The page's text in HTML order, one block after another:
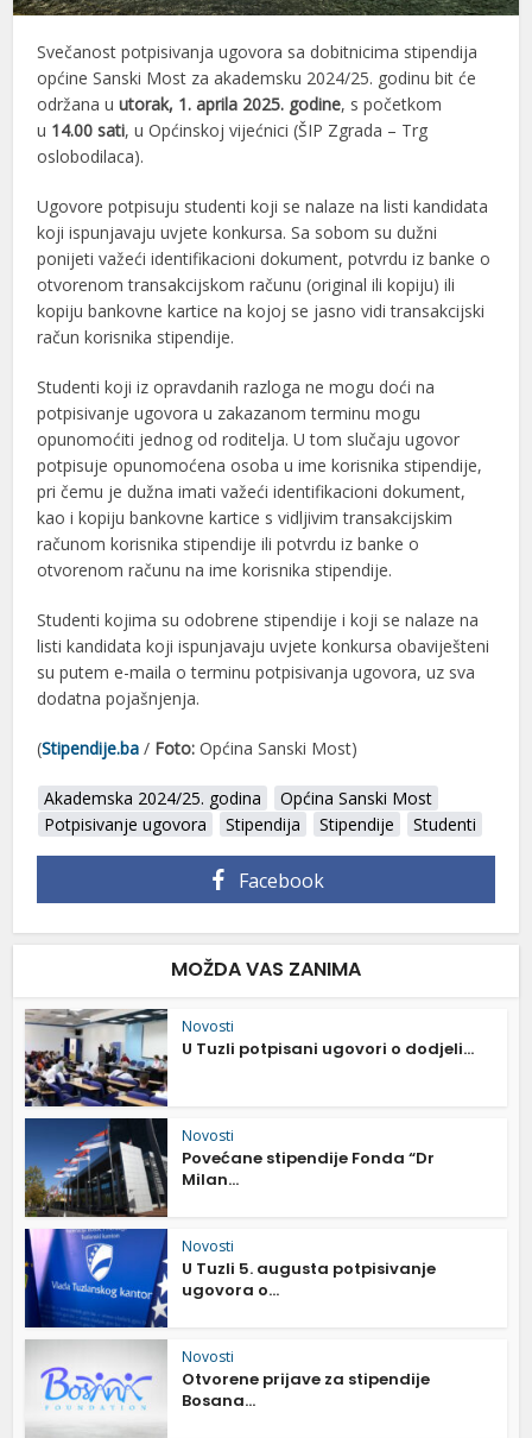
Svečanost potpisivanja ugovora sa dobitnicima stipendija
općine Sanski Most za akademsku 2024/25. godinu bit će
održana uutorak, 1. aprila 2025. godine, s početkom
u 14.00 sati, u Općinskoj vijećnici (ŠIP Zgrada – Trg
oslobodilaca).
Ugovore potpisuju studenti koji se nalaze na listi kandidata
koji ispunjavaju uvjete konkursa. Sa sobom su dužni
ponijeti važeći identifikacioni dokument, potvrdu iz banke o
otvorenom transakcijskom računu (original ili kopiju) ili
kopiju bankovne kartice na kojoj se jasno vidi transakcijski
račun korisnika stipendije.
Studenti koji iz opravdanih razloga ne mogu doći na
potpisivanje ugovora u zakazanom terminu mogu
opunomoćiti jednog od roditelja. U tom slučaju ugovor
potpisuje opunomoćena osoba u ime korisnika stipendije,
pri čemu je dužna imati važeći identifikacioni dokument,
kao i kopiju bankovne kartice s vidljivim transakcijskim
računom korisnika stipendije ili potvrdu iz banke o
otvorenom računu na ime korisnika stipendije.
Studenti kojima su odobrene stipendije i koji se nalaze na
listi kandidata koji ispunjavaju uvjete konkursa obaviješteni
su putem e-maila o terminu potpisivanja ugovora, uz sva
dodatna pojašnjenja.
(Stipendije.ba / Foto: Općina Sanski Most)
Akademska 2024/25. godina
Općina Sanski Most
Potpisivanje ugovora
Stipendija Stipendije Studenti
Facebook
MOŽDA VAS ZANIMA
Novosti
U Tuzli potpisani ugovori o dodjeli...
Novosti
Povećane stipendije Fonda “Dr
Milan...
Novosti
U Tuzli 5. augusta potpisivanje
ugovora o...
Novosti
Otvorene prijave za stipendije
Bosana...